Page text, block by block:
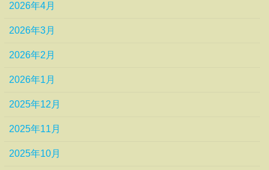
2026年4月
2026年3月
2026年2月
2026年1月
2025年12月
2025年11月
2025年10月